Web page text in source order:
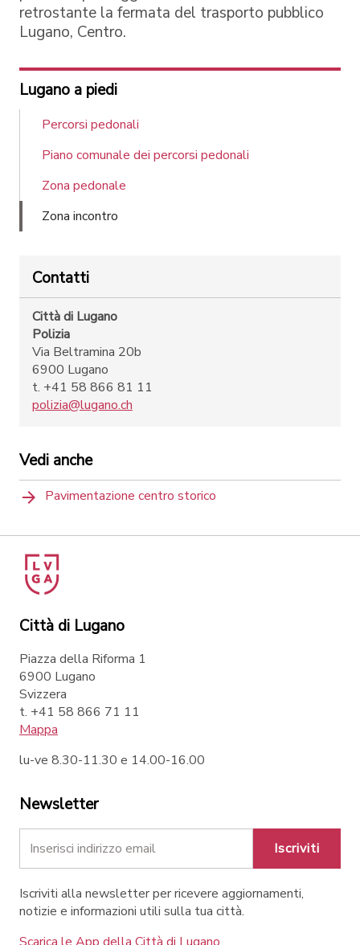
retrostante la fermata del trasporto pubblico
Lugano, Centro.
Lugano a piedi
Percorsi pedonali
Piano comunale dei percorsi pedonali
Zona pedonale
Zona incontro
Contatti
Città di Lugano
Polizia
Via Beltramina 20b
6900 Lugano
t. +41 58 866 81 11
polizia@lugano.ch
Vedi anche
Pavimentazione centro storico
Città di Lugano
Piazza della Riforma 1
6900 Lugano
Svizzera
t. +41 58 866 71 11
Mappa
lu-ve 8.30-11.30 e 14.00-16.00
Newsletter
Iscriviti
Iscriviti alla newsletter per ricevere aggiornamenti,
notizie e informazioni utili sulla tua città.